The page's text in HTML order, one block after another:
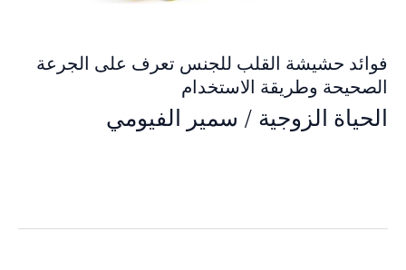
فوائد حشيشة القلب للجنس تعرف على الجرعة
الصحيحة وطريقة الاستخدام
الحياة الزوجية / سمير الفيومي